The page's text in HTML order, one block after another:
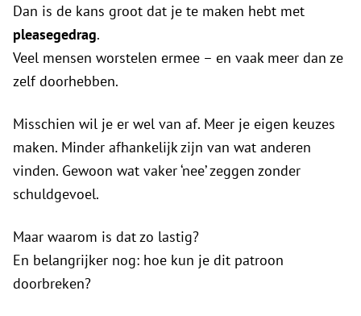
Dan is de kans groot dat je te maken hebt met
pleasegedrag.
Veel mensen worstelen ermee – en vaak meer dan ze
zelf doorhebben.
Misschien wil je er wel van af. Meer je eigen keuzes
maken. Minder afhankelijk zijn van wat anderen
vinden. Gewoon wat vaker ‘nee’ zeggen zonder
schuldgevoel.
Maar waarom is dat zo lastig?
En belangrijker nog: hoe kun je dit patroon
doorbreken?